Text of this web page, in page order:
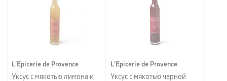
L’Epicerie de Provence
Уксус с мякотью лимона и
L’Epicerie de Provence
Уксус с мякотью черной